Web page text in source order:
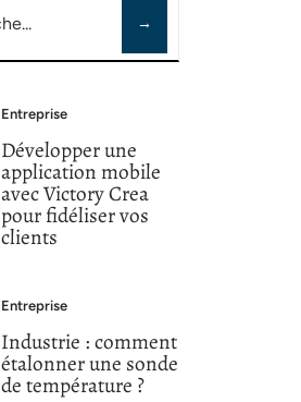
Entreprise
Développer une
application mobile
avec Victory Crea
pour fidéliser vos
clients
Entreprise
Industrie : comment
étalonner une sonde
de température ?